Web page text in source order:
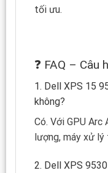
tối ưu.
❓ FAQ –
1. Dell XPS 15
không?
Có. Với GPU
lượng, máy xử
2. Dell XPS